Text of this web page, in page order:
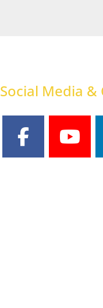
Social Media &
facebook